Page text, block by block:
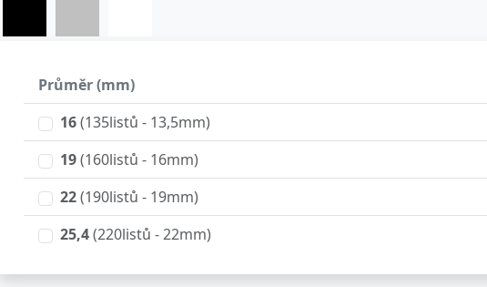
Průměr (mm)
16(135listů - 13,5mm)
19(160listů - 16mm)
22(190listů - 19mm)
25,4(220listů - 22mm)
28,5(250listů - 25mm)